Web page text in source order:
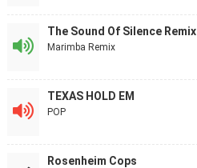
The Sound Of Silence Remix
Marimba Remix
TEXAS HOLD EM
POP
Rosenheim Cops